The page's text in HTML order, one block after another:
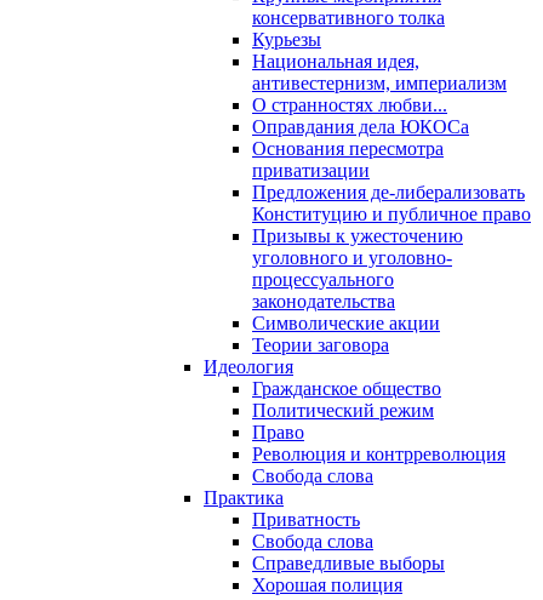
консервативного толка
Курьезы
Национальная идея,
антивестернизм, империализм
О странностях любви...
Оправдания дела ЮКОСа
Основания пересмотра
приватизации
Предложения де-либерализовать
Конституцию и публичное право
Призывы к ужесточению
уголовного и уголовно-
процессуального
законодательства
Символические акции
Теории заговора
Идеология
Гражданское общество
Политический режим
Право
Революция и контрреволюция
Свобода слова
Практика
Приватность
Свобода слова
Справедливые выборы
Хорошая полиция